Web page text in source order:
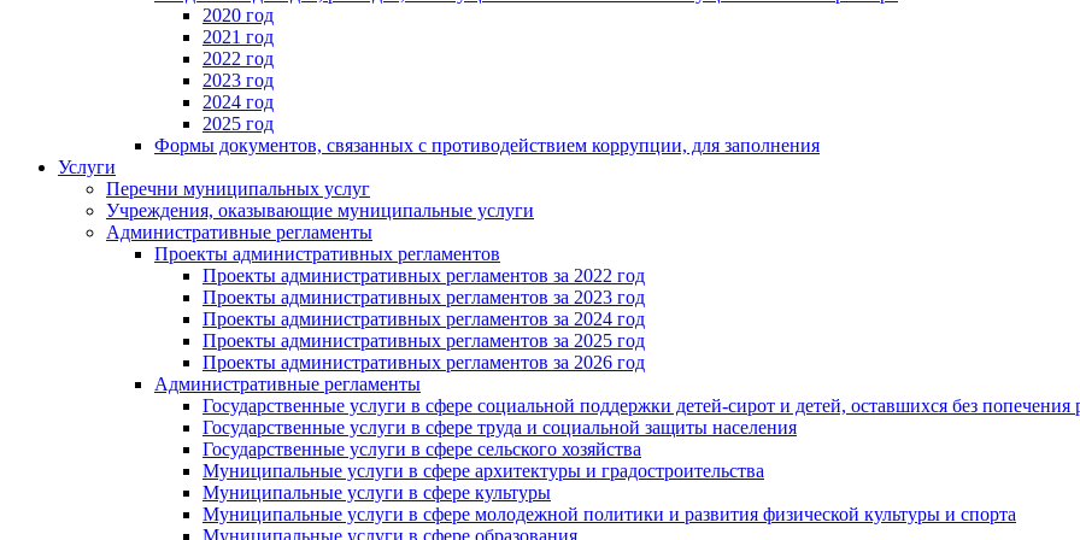
2020 год
2021 год
2022 год
2023 год
2024 год
2025 год
Формы документов, связанных с противодействием коррупции, для заполнения
Услуги
Перечни муниципальных услуг
Учреждения, оказывающие муниципальные услуги
Административные регламенты
Проекты административных регламентов
Проекты административных регламентов за 2022 год
Проекты административных регламентов за 2023 год
Проекты административных регламентов за 2024 год
Проекты административных регламентов за 2025 год
Проекты административных регламентов за 2026 год
Административные регламенты
Государственные услуги в сфере социальной поддержки детей-сирот и детей, оставшихся без попечения
Государственные услуги в сфере труда и социальной защиты населения
Государственные услуги в сфере сельского хозяйства
Муниципальные услуги в сфере архитектуры и градостроительства
Муниципальные услуги в сфере культуры
Муниципальные услуги в сфере молодежной политики и развития физической культуры и спорта
Муниципальные услуги в сфере образования